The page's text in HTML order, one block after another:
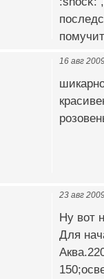
16 авг
23 авг
Ну вот
Для